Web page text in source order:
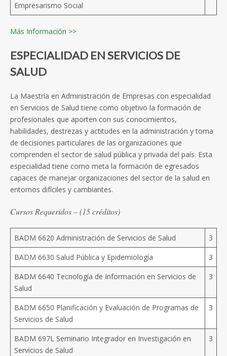
Empresarismo Social
Más Información >>
ESPECIALIDAD EN SERVICIOS DE
SALUD
La Maestría en Administración de Empresas con especialidad
en Servicios de Salud tiene como objetivo la formación de
profesionales que aporten con sus conocimientos,
habilidades, destrezas y actitudes en la administración y toma
de decisiones particulares de las organizaciones que
comprenden el sector de salud pública y privada del país. Esta
especialidad tiene como meta la formación de egresados
capaces de manejar organizaciones del sector de la salud en
entornos difíciles y cambiantes.
Cursos Requeridos –(15 créditos)
BADM 6620 Administración de Servicios de Salud
3
BADM 6630 Salud Pública y Epidemiología
3
BADM 6640 Tecnología de Información en Servicios de
Salud
3
BADM 6650 Planificación y Evaluación de Programas de
Servicios de Salud
3
BADM 697L Seminario Integrador en Investigación en
Servicios de Salud
3